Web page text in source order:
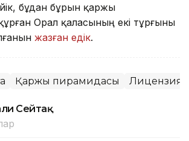
бұдан бұрын қаржы
Орал қаласының екі тұрғыны
жазған едік.
Қаржы пирамидасы Лицензия
Сейтақ